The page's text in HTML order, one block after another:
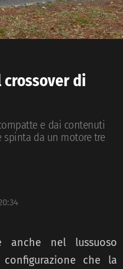
crossover di
e dai contenuti
spinta da un motore tre
anche nel lussuoso
che la